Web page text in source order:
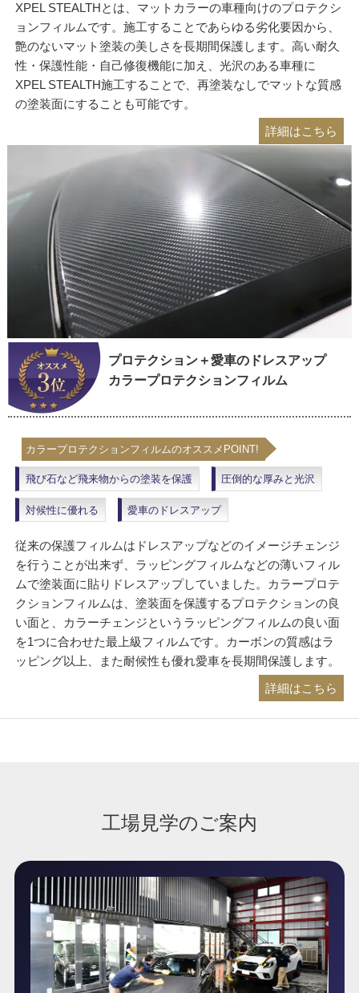
XPEL STEALTHとは、マットカラーの車種向けのプロテクシ
ョンフィルムです。施工することであらゆる劣化要因から、
艶のないマット塗装の美しさを長期間保護します。高い耐久
性・保護性能・自己修復機能に加え、光沢のある車種に
XPEL STEALTH施工することで、再塗装なしでマットな質感
の塗装面にすることも可能です。
詳細はこちら
プロテクション＋愛車のドレスアップ
カラープロテクションフィルム
カラープロテクションフィルムのオススメPOINT!
飛び石など飛来物からの塗装を保護 圧倒的な厚みと光沢
対候性に優れる 愛車のドレスアップ
従来の保護フィルムはドレスアップなどのイメージチェンジ
を行うことが出来ず、ラッピングフィルムなどの薄いフィル
ムで塗装面に貼りドレスアップしていました。カラープロテ
クションフィルムは、塗装面を保護するプロテクションの良
い面と、カラーチェンジというラッピングフィルムの良い面
を1つに合わせた最上級フィルムです。カーボンの質感はラ
ッピング以上、また耐候性も優れ愛車を長期間保護します。
詳細はこちら
工場見学のご案内